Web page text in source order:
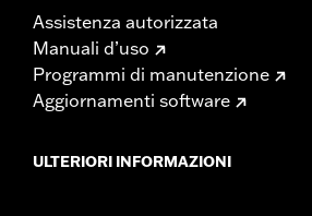
Assistenza autorizzata
Manuali d’uso
Programmi di manutenzione
Aggiornamenti software
ULTERIORI INFORMAZIONI